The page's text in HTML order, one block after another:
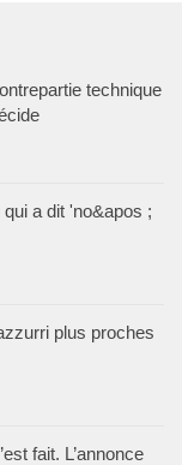
technique
a dit 'no&apos ;
plus proches
fait. L’annonce